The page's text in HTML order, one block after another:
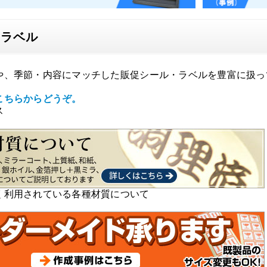
ベル
、季節・内容にマッチした販促シール・ラベルを豊富に扱
らからどうぞ。
用されている各種材質について